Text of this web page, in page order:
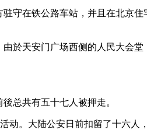
守在铁公路车站，并且在北京
於天安门广场西侧的人民大会
总共有五十七人被押走。
动。大陆公安日前扣留了十六人